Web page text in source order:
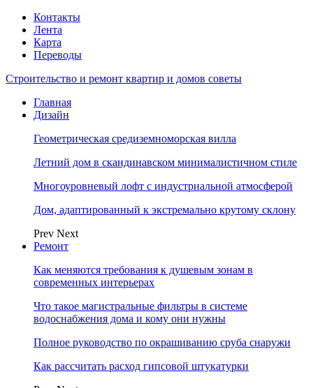
Контакты
Лента
Карта
Переводы
Строительство и ремонт квартир и домов советы
Главная
Дизайн
Геометрическая средиземноморская вилла
Летний дом в скандинавском минималистичном стиле
Многоуровневый лофт с индустриальной атмосферой
Дом, адаптированный к экстремально крутому склону
Prev Next
Ремонт
Как меняются требования к душевым зонам в
современных интерьерах
Что такое магистральные фильтры в системе
водоснабжения дома и кому они нужны
Полное руководство по окрашиванию сруба снаружи
Как рассчитать расход гипсовой штукатурки